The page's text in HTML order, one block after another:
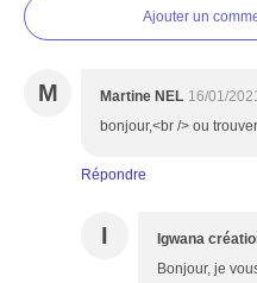
Ajouter un
M Martine NEL 16/01/
bonjour,<br /> ou
Répondre
I Igwana
Bonjour, je